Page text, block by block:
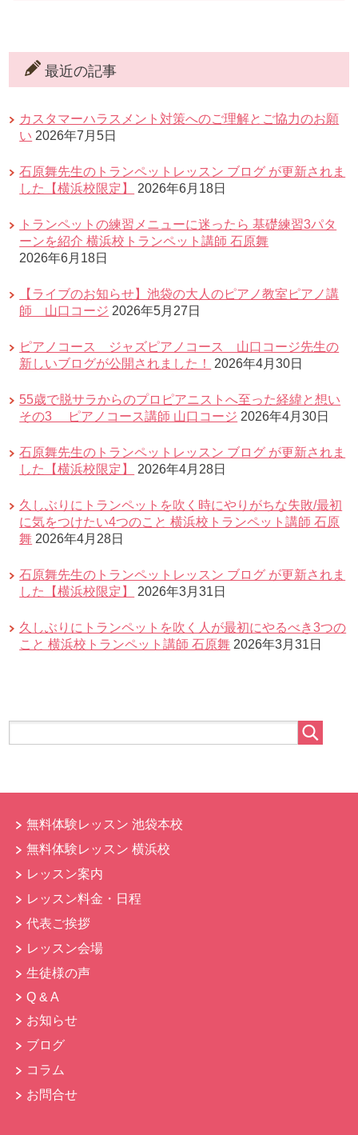
最近の記事
カスタマーハラスメント対策へのご理解とご協力のお願
い 2026年7月5日
石原舞先生のトランペットレッスン ブログ が更新されま
した【横浜校限定】
2026年6月18日
トランペットの練習メニューに迷ったら 基礎練習3パタ
ーンを紹介 横浜校トランペット講師 石原舞
2026年6月18日
【ライブのお知らせ】池袋の大人のピアノ教室ピアノ講
師 山口コージ 2026年5月27日
ピアノコース ジャズピアノコース 山口コージ先生の
新しいブログが公開されました！
2026年4月30日
55歳で脱サラからのプロピアニストへ至った経緯と想い
その3 ピアノコース講師 山口コージ 2026年4月30日
石原舞先生のトランペットレッスン ブログ が更新されま
した【横浜校限定】
2026年4月28日
久しぶりにトランペットを吹く時にやりがちな失敗/最初
に気をつけたい4つのこと 横浜校トランペット講師 石原
舞 2026年4月28日
石原舞先生のトランペットレッスン ブログ が更新されま
した【横浜校限定】
2026年3月31日
久しぶりにトランペットを吹く人が最初にやるべき3つの
こと 横浜校トランペット講師 石原舞 2026年3月31日
無料体験レッスン 池袋本校
無料体験レッスン 横浜校
レッスン案内
レッスン料金・日程
代表ご挨拶
レッスン会場
生徒様の声
Q & A
お知らせ
ブログ
コラム
お問合せ